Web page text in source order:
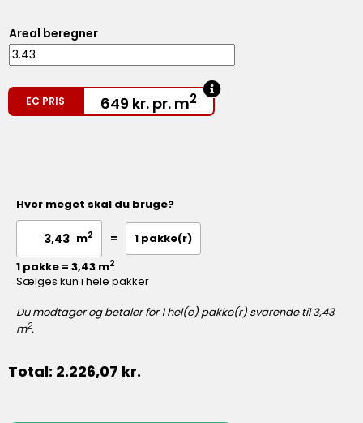
Areal beregner
EC PRIS 649 kr. pr. m2
Hvor meget skal du bruge?
m2 = 1 pakke(r)
1 pakke = 3,43 m2
Sælges kun i hele pakker
Du modtager og betaler for1hel(e) pakke(r) svarende til3,43
m2.
Total: 2.226,07 kr.